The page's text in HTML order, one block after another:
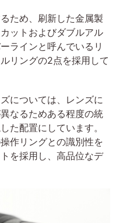
ため、刷新した金属製
ットおよびダブルアル
ラインと呼んでいるリ
リングの2点を採用して
については、レンズに
なるためある程度の統
た配置にしています。
作リングとの識別性を
を採用し、高品位なデ